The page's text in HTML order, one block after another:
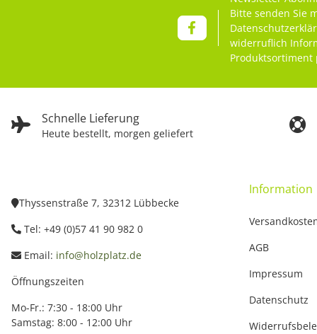
Schnelle Lieferung
Heute bestellt, morgen geliefert
Bitte senden Sie
widerruflich
Produktsortiment
Thyssenstraße 7, 32312 Lübbecke
Tel: +49 (0)57 41 90 982 0
Email: info@holzplatz.de
Öffnungszeiten
Mo-Fr.: 7:30 - 18:00 Uhr
Samstag: 8:00 - 12:00 Uhr
Information
AGB
Impressum
Datenschutz